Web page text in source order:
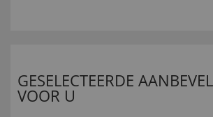
GESELECTEERDE
VOOR U